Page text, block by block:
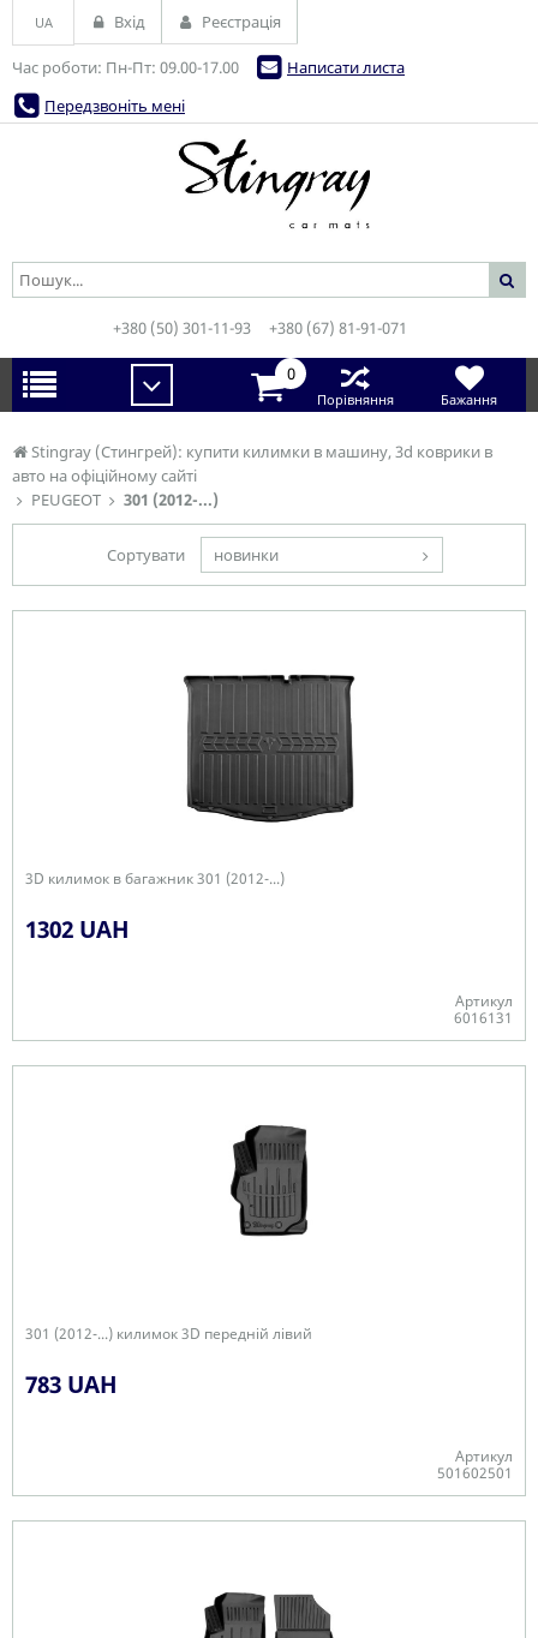
Stingray (Стингрей): купити килимки в машину, 3d коврики в
авто на офіційному сайті
PEUGEOT
301 (2012-...)
Сортувати новинки
3D килимок в багажник 301 (2012-...)
1302 UAH
Артикул
6016131
301 (2012-...) килимок 3D передній лівий
783 UAH
Артикул
501602501
Час роботи: Пн-Пт: 09.00-17.00
Написати листа
Передзвоніть мені
UA Вхід Реєстрація
+380 (50) 301-11-93 +380 (67) 81-91-071
0
Порівняння Бажання